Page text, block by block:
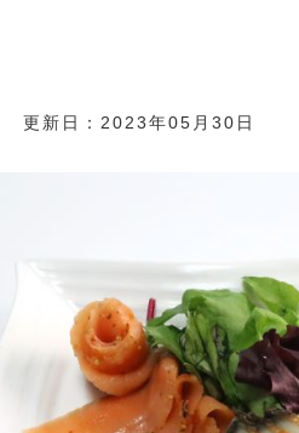
更新日：2023年05月30日